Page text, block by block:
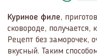
Куриное филе,
сковороде, получается,
Рецепт без заморочек,
вкусный. Таким